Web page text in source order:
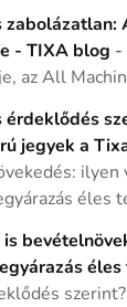
- TIXA blog -
az All
érdeklődés
jegyek a
ilyen
éles
éles